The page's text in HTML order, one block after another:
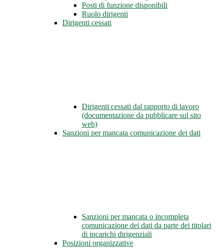
Posti di funzione disponibili
Ruolo dirigenti
Dirigenti cessati
Dirigenti cessati dal rapporto di lavoro
(documentazione da pubblicare sul sito
web)
Sanzioni per mancata comunicazione dei dati
Sanzioni per mancata o incompleta
comunicazione dei dati da parte dei titolari
di incarichi dirigenziali
Posizioni organizzative